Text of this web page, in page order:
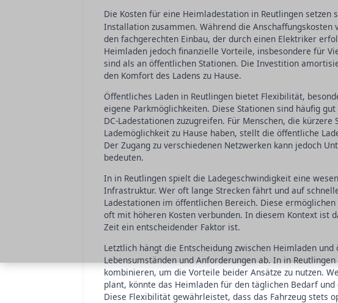
Die Kosten für eine Heimladestation in Reutlingen setzen
Installation zusammen. Während die
den fachgerechten Einbau, der durch einen Elektriker
Heimladen jedoch finanzielle Vorteile, insbesondere für
sind als an öffentlichen Stationen. Die Investition
den Komfort des Ladens zu Hause.
Öffentliches Laden in Reutlingen bietet Flexibilität,
eigene Parkmöglichkeiten. Diese Stationen sind häufig
DC-Ladestationen zuzugreifen. Für Menschen, die
Lademöglichkeit zu Hause haben, stellt die öffentliche
Der Zugang zu verschiedenen Netzwerken kann jedoch
bedeuten.
In in Reutlingen spielt die Ladegeschwindigkeit eine
Infrastruktur. Wer oft lange Strecken fährt und auf
Ladestationen im öffentlichen Bereich. Diese
oft mit höheren Kosten verbunden. In diesem Kontext ist
Zeit ein entscheidender Faktor ist.
Letztlich hängt die Entscheidung zwischen Heimladen
Lebensumständen und Anforderungen ab. In in
kombinieren, um die Vorteile beider Ansätze zu nutzen.
plant, könnte das Heimladen für den täglichen Bedarf
Diese Flexibilität gewährleistet, dass das Fahrzeug stets